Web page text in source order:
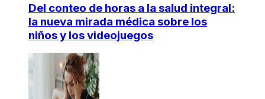
Del conteo de horas a la salud integral:
la nueva mirada médica sobre los
niños y los videojuegos